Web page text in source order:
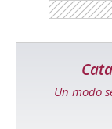
Un modo